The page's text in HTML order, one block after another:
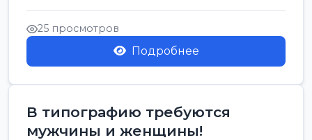
станка Подхо...
25 просмотров
Подробнее
В типографию требуются
мужчины и женщины!